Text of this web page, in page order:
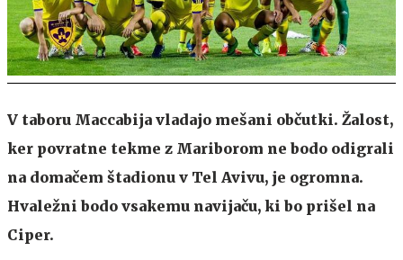
V taboru Maccabija vladajo mešani občutki. Žalost,
ker povratne tekme z Mariborom ne bodo odigrali
na domačem štadionu v Tel Avivu, je ogromna.
Hvaležni bodo vsakemu navijaču, ki bo prišel na
Ciper.